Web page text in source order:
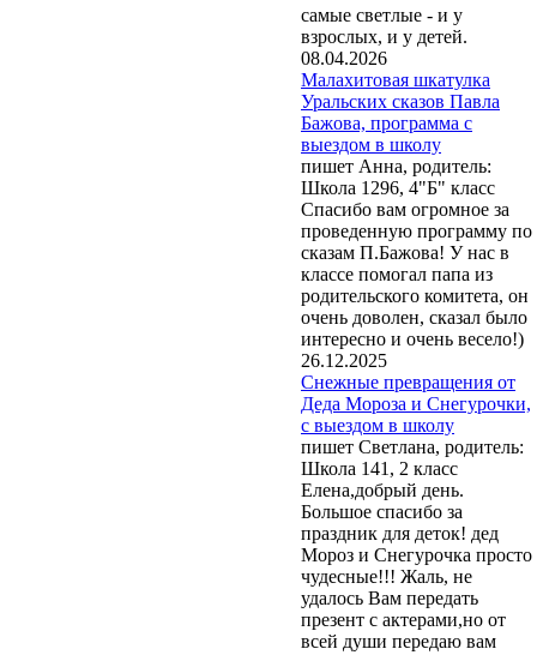
самые светлые - и у
взрослых, и у детей.
08.04.2026
Малахитовая шкатулка
Уральских сказов Павла
Бажова, программа с
выездом в школу
пишет Анна, родитель:
Школа 1296, 4"Б" класс
Спасибо вам огромное за
проведенную программу по
сказам П.Бажова! У нас в
классе помогал папа из
родительского комитета, он
очень доволен, сказал было
интересно и очень весело!)
26.12.2025
Снежные превращения от
Деда Мороза и Снегурочки,
с выездом в школу
пишет Светлана, родитель:
Школа 141, 2 класс
Елена,добрый день.
Большое спасибо за
праздник для деток! дед
Мороз и Снегурочка просто
чудесные!!! Жаль, не
удалось Вам передать
презент с актерами,но от
всей души передаю вам